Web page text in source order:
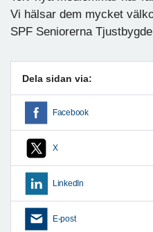
Vi hälsar dem mycket
SPF Seniorerna
Dela sidan via:
Facebook
X
LinkedIn
E-post